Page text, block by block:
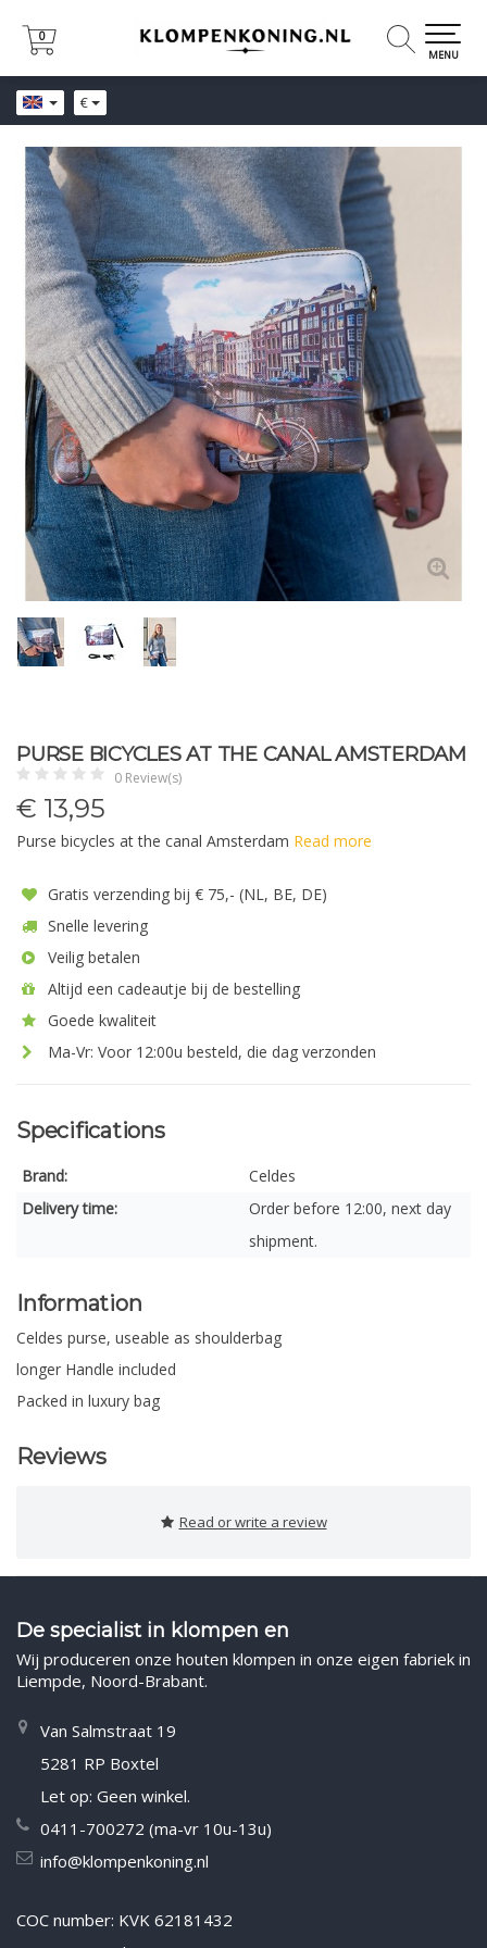
€
0
0
MENU
PURSE BICYCLES AT THE CANAL AMSTERDAM
0 Review(s)
€ 13,95
Purse bicycles at the canal Amsterdam Read more
Gratis verzending bij € 75,- (NL, BE, DE)
Snelle levering
Veilig betalen
Altijd een cadeautje bij de bestelling
Goede kwaliteit
Ma-Vr: Voor 12:00u besteld, die dag verzonden
Specifications
Brand:
Celdes
Delivery time:
Order before 12:00, next day
shipment.
Information
Celdes purse, useable as shoulderbag
longer Handle included
Packed in luxury bag
Reviews
Read or write a review
De specialist in klompen en
Wij produceren onze houten klompen in onze eigen fabriek in
Liempde, Noord-Brabant.
Van Salmstraat 19
5281 RP Boxtel
Let op: Geen winkel.
0411-700272 (ma-vr 10u-13u)
info@klompenkoning.nl
COC number: KVK 62181432